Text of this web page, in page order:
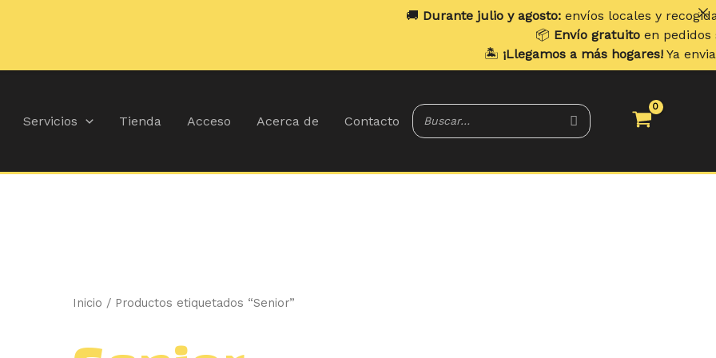
Servicios Tienda Acceso Acerca de Contacto
Inicio / Productos etiquetados “Senior”
Ordenado
Durante julio y agosto:envíos locales y recogidas
Envío gratuitoen pedidos
¡Llegamos a más hogares!Ya